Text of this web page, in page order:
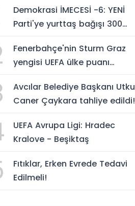
Demokrasi İMECESİ -6: YENİ
Parti'ye yurttaş bağışı 300
Fenerbahçe'nin Sturm Graz
yengisi UEFA ülke puanı
Avcılar Belediye Başkanı Utku
Caner Çaykara tahliye edildi!
UEFA Avrupa Ligi: Hradec
Kralove - Beşiktaş
Fıtıklar, Erken Evrede Tedavi
Edilmeli!